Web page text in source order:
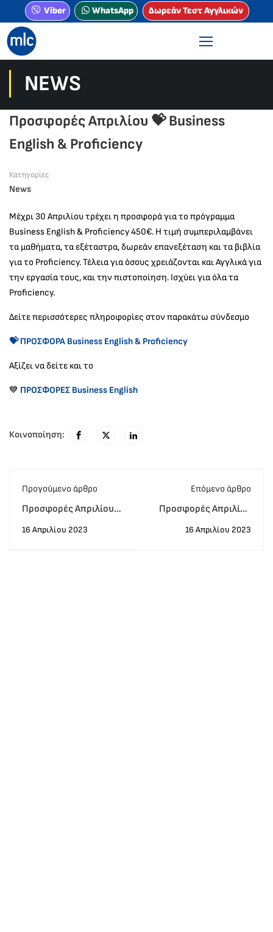
Viber WhatsApp Δωρεάν Τεστ Αγγλικών
NEWS
Προσφορές Απριλίου 💝 Business
English & Proficiency
Κατηγορίες
News
Μέχρι 30 Απριλίου τρέχει η προσφορά για το πρόγραμμα
Business English & Proficiency 450€. Η τιμή συμπεριλαμβάνει
τα μαθήματα, τα εξέταστρα, δωρεάν επανεξέταση και τα βιβλία
για το Proficiency. Τέλεια για όσους χρειάζονται και Αγγλικά για
την εργασία τους, και την πιστοποίηση. Ισχύει για όλα τα
Proficiency.
Δείτε περισσότερες πληροφορίες στον παρακάτω σύνδεσμο
💝 ΠΡΟΣΦΟΡΑ Business English & Proficiency
Αξίζει να δείτε και το
💙 ΠΡΟΣΦΟΡΕΣ Business English
Κοινοποίηση:
Προγούμενο άρθρο
Προσφορές Απριλίου
💝
16 Απριλίου 2023
Eπόμενο άρθρο
Προσφορές Απριλίου
δώρο 2 μήνες αξίας
16 Απριλίου 2023